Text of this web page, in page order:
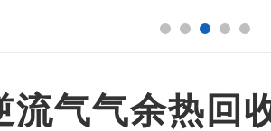
流气气余热回